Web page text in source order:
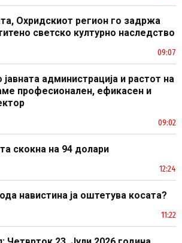
Охридскиот регион го задржа
светско културно наследство
09:07
администрација и растот на
професионален, ефикасен и
09:02
скокна на 94 долари
12:24
навистина ја оштетува косата?
11:22